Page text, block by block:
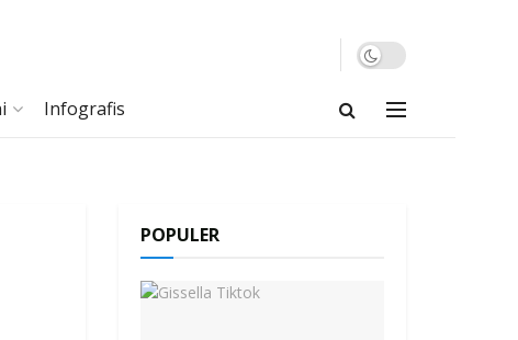
Infografis
POPULER